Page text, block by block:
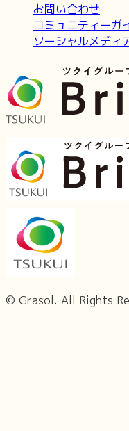
お問い合わせ
コミュニティーガ
ソーシャルメディ
© Grasol. All Rights